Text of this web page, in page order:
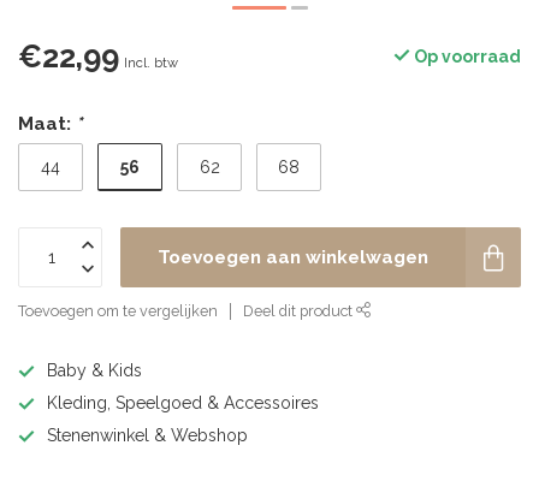
€22,99 Incl. btw Op voorraad
Maat: *
44 56 62 68
Toevoegen aan winkelwagen
Toevoegen om te vergelijken Deel dit product
Baby & Kids
Kleding, Speelgoed & Accessoires
Stenenwinkel & Webshop